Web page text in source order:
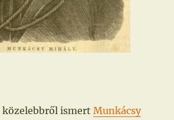
közelebbről ismertMunkácsy